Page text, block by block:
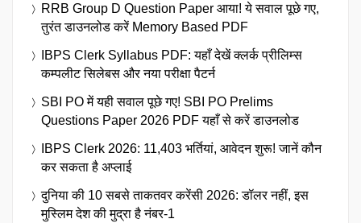
RRB Group D Question Paper आया! ये सवाल पूछे गए,
तुरंत डाउनलोड करें Memory Based PDF
IBPS Clerk Syllabus PDF: यहाँ देखें क्लर्क प्रीलिम्स
कम्पलीट सिलेबस और नया परीक्षा पैटर्न
SBI PO में यही सवाल पूछे गए! SBI PO Prelims
Questions Paper 2026 PDF यहाँ से करें डाउनलोड
IBPS Clerk 2026: 11,403 भर्तियां, आवेदन शुरू! जानें कौन
कर सकता है अप्लाई
दुनिया की 10 सबसे ताकतवर करेंसी 2026: डॉलर नहीं, इस
मुस्लिम देश की मुद्रा है नंबर-1